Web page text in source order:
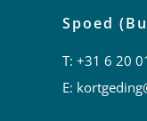
Spoed
T: +31 6 20
E: